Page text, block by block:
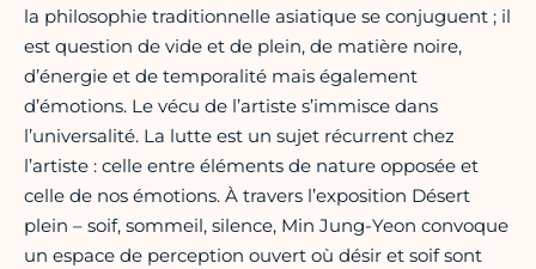
la philosophie traditionnelle asiatique se conjuguent ; il
est question de vide et de plein, de matière noire,
d’énergie et de temporalité mais également
d’émotions. Le vécu de l’artiste s’immisce dans
l’universalité. La lutte est un sujet récurrent chez
l’artiste : celle entre éléments de nature opposée et
celle de nos émotions. À travers l’exposition Désert
plein – soif, sommeil, silence, Min Jung-Yeon convoque
un espace de perception ouvert où désir et soif sont